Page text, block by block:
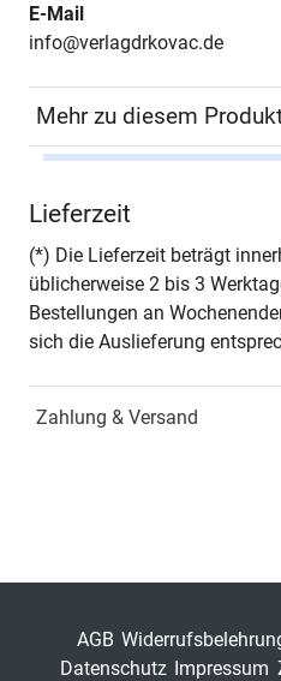
E-Mail
info@verlagdrkovac.de
Mehr zu diesem
Seiten
Jahr
Fachdisziplin
Band
Lieferzeit
(*) Die Lieferzeit beträgt
üblicherweise 2 bis 3
Bestellungen an
sich die Auslieferung
Zahlung & Versand
AGB
Datenschutz Impressum